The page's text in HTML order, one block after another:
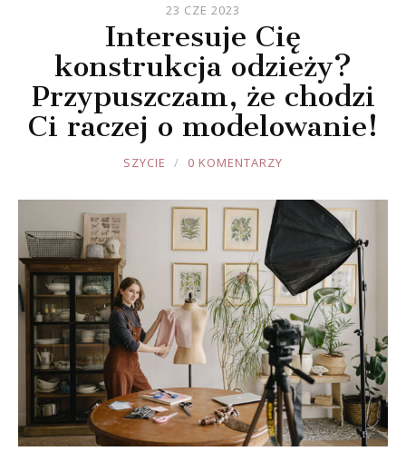
23 CZE 2023
Interesuje Cię
konstrukcja odzieży?
Przypuszczam, że chodzi
Ci raczej o modelowanie!
JOULE
SZYCIE 0 KOMENTARZY